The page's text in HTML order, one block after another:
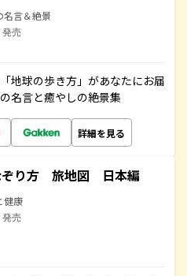
名言＆絶景
発売
地球の歩き方」があなたにお届
名言と癒やしの絶景集
詳細を見る
ぞり方 旅地図 日本編
健康
発売